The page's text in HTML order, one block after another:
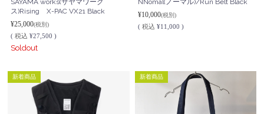
ス)Rising X-PAC VX21 Black
¥25,000(税別)
( 税込 ¥27,500 )
Soldout
¥10,000(税別)
( 税込 ¥11,000 )
新着商品 新着商品